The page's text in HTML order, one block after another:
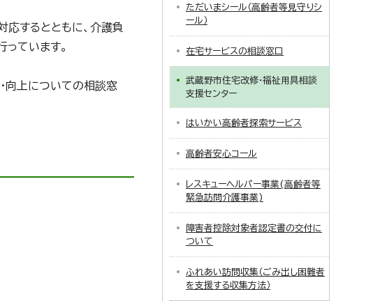
応するとともに、介護負
ています。
向上についての相談窓
ただいまシール（高齢者等見守りシ
ール）
在宅サービスの相談窓口
武蔵野市住宅改修・福祉用具相談
支援センター
はいかい高齢者探索サービス
高齢者安心コール
レスキューヘルパー事業(高齢者等
緊急訪問介護事業)
障害者控除対象者認定書の交付に
ついて
ふれあい訪問収集（ごみ出し困難者
を支援する収集方法）